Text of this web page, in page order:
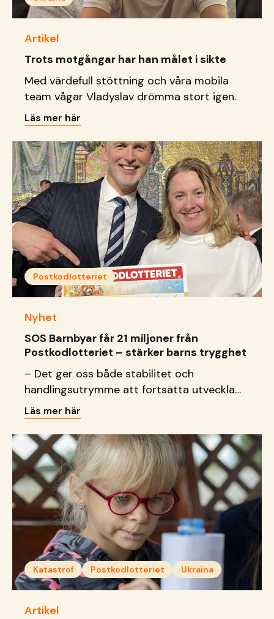
Artikel
Trots motgångar har han målet i sikte
Med värdefull stöttning och våra mobila
team vågar Vladyslav drömma stort igen.
Läs mer här
Postkodlotteriet
Nyhet
SOS Barnbyar får 21 miljoner från
Postkodlotteriet – stärker barns trygghet
– Det ger oss både stabilitet och
handlingsutrymme att fortsätta utveckla
arbetet för barns rättigheter globalt, säger
generalsekreterare Jeanette Sundin.
Läs mer här
Katastrof Postkodlotteriet Ukraina
Artikel